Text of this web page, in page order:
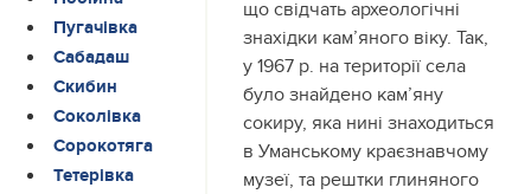
Пугачівка
Сабадаш
Скибин
Соколівка
Сорокотяга
Тетерівка
що свідчать археологічні
знахідки кам’яного віку. Так,
у 1967 р. на території села
було знайдено кам’яну
сокиру, яка нині знаходиться
в Уманському краєзнавчому
музеї, та рештки глиняного